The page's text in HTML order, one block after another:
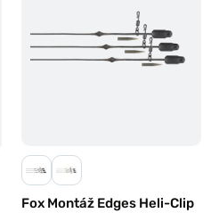
Fox Montáž Edges Heli-Clip